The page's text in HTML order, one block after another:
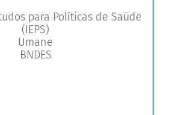
para Políticas de Saúde
(IEPS)
Umane
BNDES